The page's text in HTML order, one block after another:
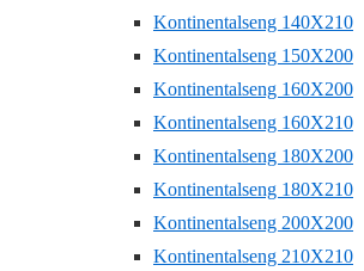
Kontinentalseng 140X210
Kontinentalseng 150X200
Kontinentalseng 160X200
Kontinentalseng 160X210
Kontinentalseng 180X200
Kontinentalseng 180X210
Kontinentalseng 200X200
Kontinentalseng 210X210